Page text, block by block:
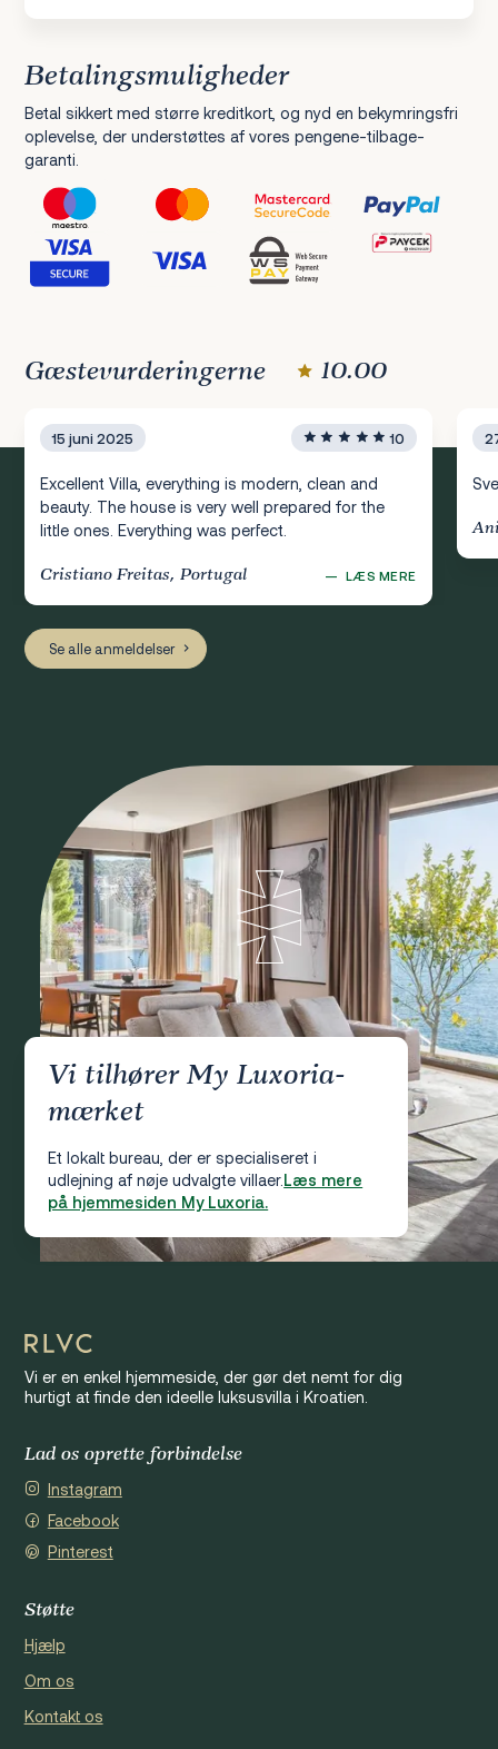
Betalingsmuligheder
Betal sikkert med større kreditkort, og nyd en bekymringsfri
oplevelse, der understøttes af vores pengene-tilbage-
garanti.
Gæstevurderingerne 10.00
15 juni 2025 10
Excellent Villa, everything is modern, clean and
beauty. The house is very well prepared for the
little ones. Everything was perfect.
Cristiano Freitas, Portugal — LÆS MERE
Se alle anmeldelser
Vi tilhører My Luxoria-
mærket
Et lokalt bureau, der er specialiseret i
udlejning af nøje udvalgte villaer.Læs mere
på hjemmesiden My Luxoria.
Vi er en enkel hjemmeside, der gør det nemt for dig
hurtigt at finde den ideelle luksusvilla i Kroatien.
Lad os oprette forbindelse
Instagram
Facebook
Pinterest
Støtte
Hjælp
Om os
Kontakt os